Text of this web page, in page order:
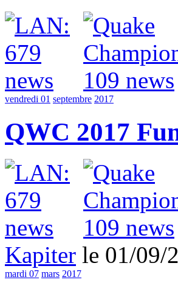
vendredi 01 septembre 2017
QWC 2017
Kapiter le 01/
mardi 07 mars 2017